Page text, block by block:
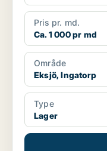
Pris pr. md.
Ca. 1 000 pr md
Område
Eksjö, Ingatorp
Type
Lager